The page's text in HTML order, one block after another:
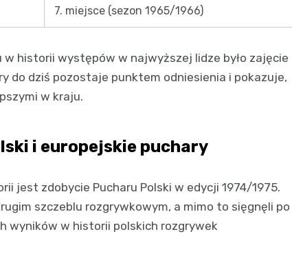
7. miejsce (sezon 1965/1966)
historii występów w najwyższej lidze było zajęcie
do dziś pozostaje punktem odniesienia i pokazuje,
w kraju.
i europejskie puchary
jest zdobycie Pucharu Polski w edycji 1974/1975.
szczeblu rozgrywkowym, a mimo to sięgnęli po
wyników w historii polskich rozgrywek